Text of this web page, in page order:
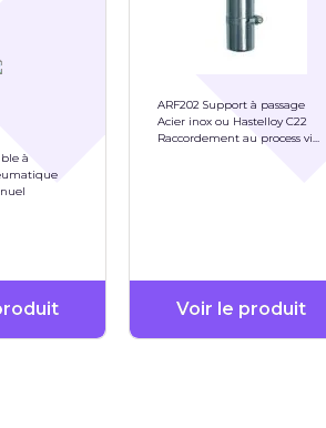
à
ARF202 Support à passage
Acier inox ou Hastelloy C22
Raccordement au process via
Voir le produit